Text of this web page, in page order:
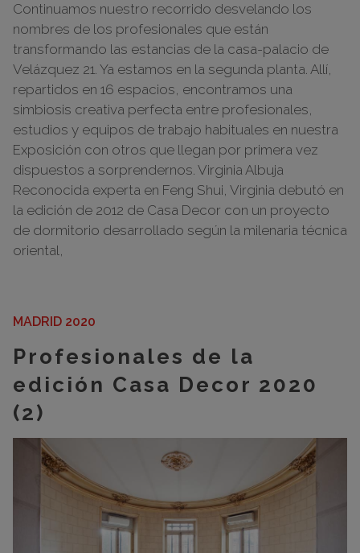
Continuamos nuestro recorrido desvelando los
nombres de los profesionales que están
transformando las estancias de la casa-palacio de
Velázquez 21. Ya estamos en la segunda planta. Allí,
repartidos en 16 espacios, encontramos una
simbiosis creativa perfecta entre profesionales,
estudios y equipos de trabajo habituales en nuestra
Exposición con otros que llegan por primera vez
dispuestos a sorprendernos. Virginia Albuja
Reconocida experta en Feng Shui, Virginia debutó en
la edición de 2012 de Casa Decor con un proyecto
de dormitorio desarrollado según la milenaria técnica
oriental,
MADRID 2020
Profesionales de la
edición Casa Decor 2020
(2)